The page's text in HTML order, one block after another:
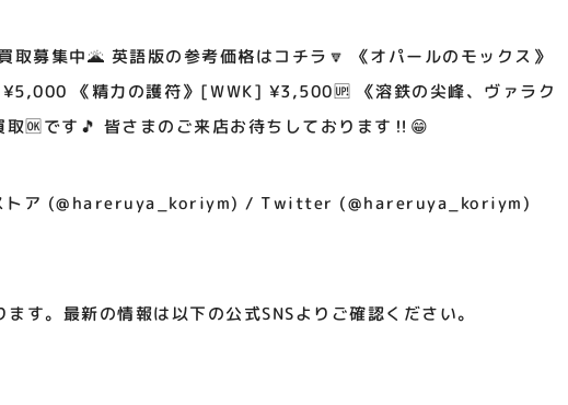
鉄の尖峰、ヴァラクート》[ZEN]
買取🆗です🎵 皆さまのご来店お待
取募集中🌋 英語版の参考価格はコチラ🔽 《オパールのモックス》
《精力の護符》[WWK] ¥3,500🆙 《溶鉄の尖峰、ヴァラク
🆗です🎵 皆さまのご来店お待ちしております‼️😁
ストア (@hareruya_koriym) / Twitter (@hareruya_koriym)
す。最新の情報は以下の公式SNSよりご確認ください。